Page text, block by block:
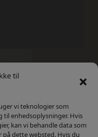
til
vi teknologier som
til enhedsoplysninger. Hvis
kan vi behandle data som
dette websted. Hvis du